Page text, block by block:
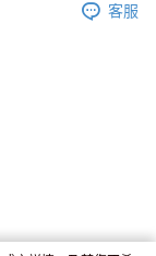
7天內取。逾期後
客服